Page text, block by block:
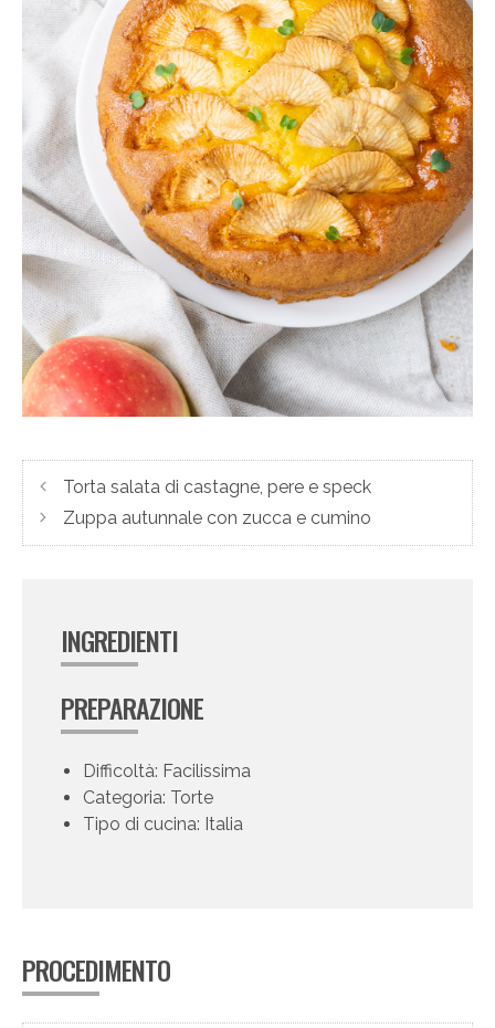
Torta salata di castagne, pere e speck
Zuppa autunnale con zucca e cumino
INGREDIENTI
PREPARAZIONE
Difficoltà: Facilissima
Categoria: Torte
Tipo di cucina: Italia
PROCEDIMENTO